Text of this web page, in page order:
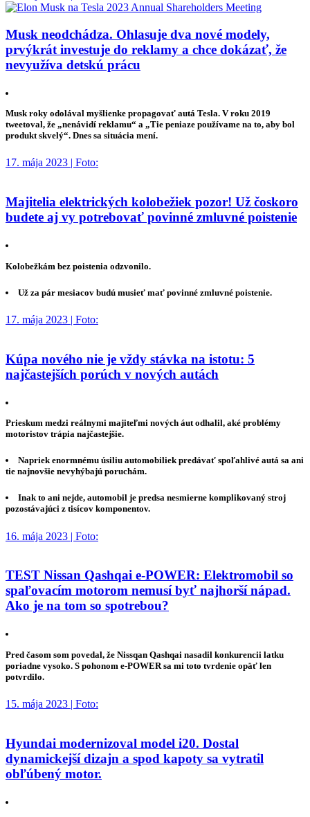
Musk neodchádza. Ohlasuje dva nové modely,
prvýkrát investuje do reklamy a chce dokázať, že
nevyužíva detskú prácu
Musk roky odolával myšlienke propagovať autá Tesla. V roku 2019
tweetoval, že „nenávidí reklamu“ a „Tie peniaze používame na to, aby bol
produkt skvelý“. Dnes sa situácia mení.
17. mája 2023 | Foto:
Majitelia elektrických kolobežiek pozor! Už čoskoro
budete aj vy potrebovať povinné zmluvné poistenie
Kolobežkám bez poistenia odzvonilo.
Už za pár mesiacov budú musieť mať povinné zmluvné poistenie.
17. mája 2023 | Foto:
Kúpa nového nie je vždy stávka na istotu: 5
najčastejších porúch v nových autách
Prieskum medzi reálnymi majiteľmi nových áut odhalil, aké problémy
motoristov trápia najčastejšie.
Napriek enormnému úsiliu automobiliek predávať spoľahlivé autá sa ani
tie najnovšie nevyhýbajú poruchám.
Inak to ani nejde, automobil je predsa nesmierne komplikovaný stroj
pozostávajúci z tisícov komponentov.
16. mája 2023 | Foto:
TEST Nissan Qashqai e-POWER: Elektromobil so
spaľovacím motorom nemusí byť najhorší nápad.
Ako je na tom so spotrebou?
Pred časom som povedal, že Nissqan Qashqai nasadil konkurencii latku
poriadne vysoko. S pohonom e-POWER sa mi toto tvrdenie opäť len
potvrdilo.
15. mája 2023 | Foto:
Hyundai modernizoval model i20. Dostal
dynamickejší dizajn a spod kapoty sa vytratil
obľúbený motor.